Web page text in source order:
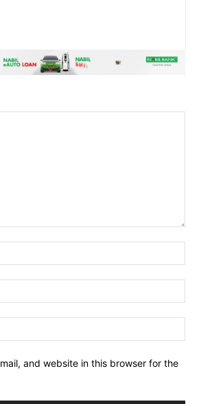
and website in this browser for the